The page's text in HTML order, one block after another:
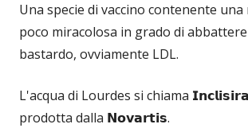
Una specie di vaccino contenente
poco miracolosa in grado di
bastardo, ovviamente LDL.
L'acqua di Lourdes si chiama
prodotta dalla 𝗡𝗼𝘃𝗮𝗿𝘁𝗶𝘀.